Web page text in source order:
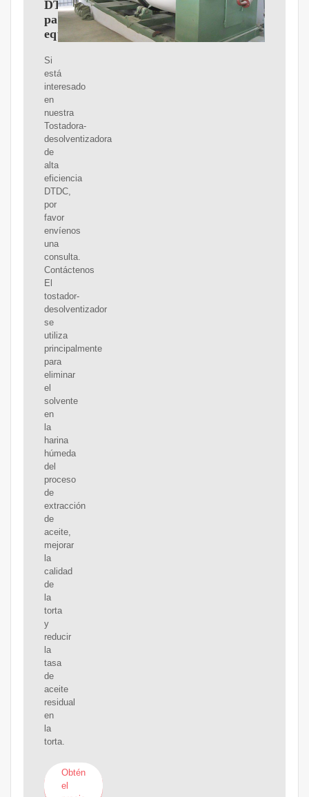
DTDC
para
equipos
Si
está
interesado
en
nuestra
Tostadora-
desolventizadora
de
alta
eficiencia
DTDC,
por
favor
envíenos
una
consulta.
Contáctenos
El
tostador-
desolventizador
se
utiliza
principalmente
para
eliminar
el
solvente
en
la
harina
húmeda
del
proceso
de
extracción
de
aceite,
mejorar
la
calidad
de
la
torta
y
reducir
la
tasa
de
aceite
residual
en
la
torta.
Obtén
el